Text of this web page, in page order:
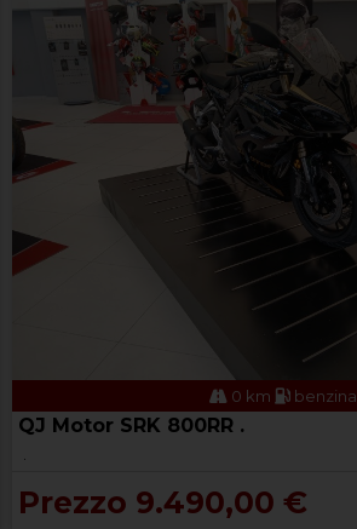
0 km benzina
QJ Motor SRK 800RR .
Prezzo 9.490,00 €